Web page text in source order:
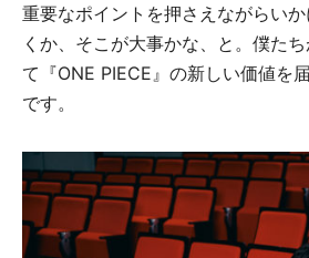
重要なポイントを押さえながらい
くか、そこが大事かな、と。僕た
て『ONE PIECE』の新しい価値を
です。